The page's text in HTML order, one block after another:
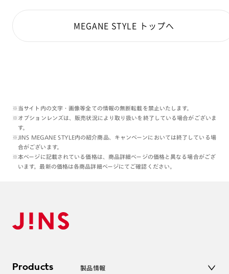
MEGANE STYLE トップへ
※当サイト内の文字・画像等全ての情報の無断転載を禁止いたします。
※オプションレンズは、販売状況により取り扱いを終了している場合がございま
す。
※JINS MEGANE STYLE内の紹介商品、キャンペーンにおいては終了している場
合がございます。
※本ページに記載されている価格は、商品詳細ページの価格と異なる場合がござ
います。最新の価格は各商品詳細ページにてご確認ください。
Products 製品情報